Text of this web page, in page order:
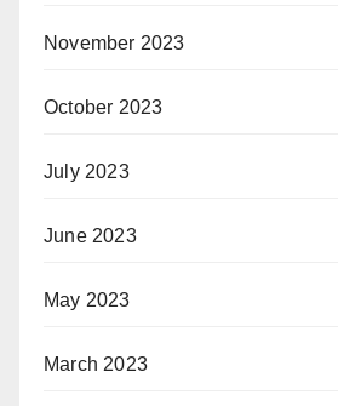
November 2023
October 2023
July 2023
June 2023
May 2023
March 2023